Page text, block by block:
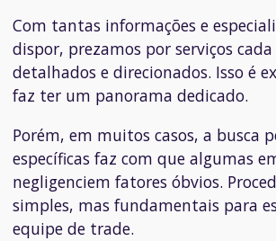
Com tantas informações e
dispor, prezamos por serviços
detalhados e direcionados. Isso é
faz ter um panorama dedicado.
Porém, em muitos casos, a busca
específicas faz com que algumas
negligenciem fatores óbvios.
simples, mas fundamentais para
equipe de trade.